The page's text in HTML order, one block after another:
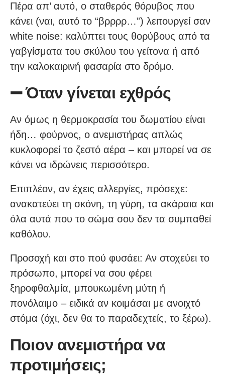
Πέρα απ’ αυτό, ο σταθερός θόρυβος που
κάνει (ναι, αυτό το “βρρρρ…”) λειτουργεί σαν
white noise: καλύπτει τους θορύβους από τα
γαβγίσματα του σκύλου του γείτονα ή από
την καλοκαιρινή φασαρία στο δρόμο.
➖ Όταν γίνεται εχθρός
Αν όμως η θερμοκρασία του δωματίου είναι
ήδη… φούρνος, ο ανεμιστήρας απλώς
κυκλοφορεί το ζεστό αέρα – και μπορεί να σε
κάνει να ιδρώνεις περισσότερο.
Επιπλέον, αν έχεις αλλεργίες, πρόσεχε:
ανακατεύει τη σκόνη, τη γύρη, τα ακάραια και
όλα αυτά που το σώμα σου δεν τα συμπαθεί
καθόλου.
Προσοχή και στο πού φυσάει: Αν στοχεύει το
πρόσωπο, μπορεί να σου φέρει
ξηροφθαλμία, μπουκωμένη μύτη ή
πονόλαιμο – ειδικά αν κοιμάσαι με ανοιχτό
στόμα (όχι, δεν θα το παραδεχτείς, το ξέρω).
Ποιον ανεμιστήρα να
προτιμήσεις;